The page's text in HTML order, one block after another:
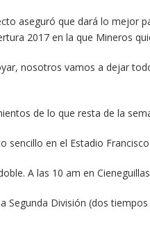
aseguró que dará lo mejor
2017 en la que Mineros
nosotros vamos a dejar
de lo que resta de la
sencillo en el Estadio
A las 10 am en
Segunda División (dos